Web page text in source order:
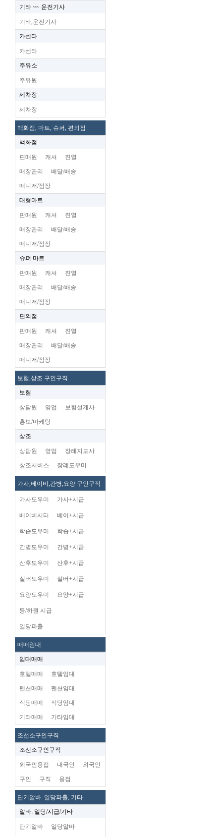
기타 ~~ 운전기사
기타,운전기사
카센타
카센타
주유소
주유원
세차장
세차장
백화점, 마트, 슈퍼, 편의점
백화점
편매원 캐셔 진열
매장관리 배달/배송
매니저/점장
대형마트
판매원 캐셔 진열
매장관리 배달/배송
매니저/점장
슈펴.마트
판매원 캐셔 진열
매장관리 배달/배송
매니저/점장
편의점
판매원 캐셔 진열
매장관리 배달/배송
매니저/점장
보험,상조 구인구직
보험
상담원 영업 보험설계사
홍보/마케팅
상조
상담원 영업 장례지도사
상조서비스 장례도우미
가사,베이비,간병,요양 구인구직
가사도우미 가사+시급
베이비시터 베이+시급
학습도우미 학습+시급
간병도우미 간병+시급
산후도우미 산후+시급
실버도우미 실버+시급
요양도우미 요양+시급
등/하원 시급
일당파출
매매임대
임대매매
호텔매매 호텔임대
펜션매매 펜션임대
식당매매 식당임대
기타매매 기타임대
조선소구인구직
조선소구인구직
외국인용접 내국인 외국인
구인 구직 용접
단기알바. 일당파출, 기타
알바: 일당/시급/기타
단기알바 일당알바